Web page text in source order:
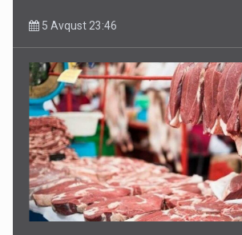
Rusiya azərbaycanlı diasporun
FOTOLAR
5 Avqust 10:58
5 Avqust 23:46